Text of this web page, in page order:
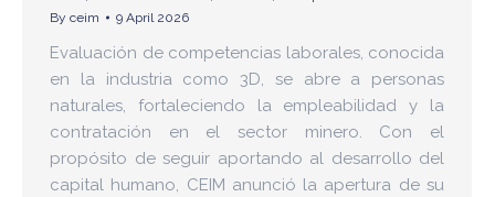
By ceim 9 April 2026
Evaluación de competencias laborales, conocida
en la industria como 3D, se abre a personas
naturales, fortaleciendo la empleabilidad y la
contratación en el sector minero. Con el
propósito de seguir aportando al desarrollo del
capital humano, CEIM anunció la apertura de su